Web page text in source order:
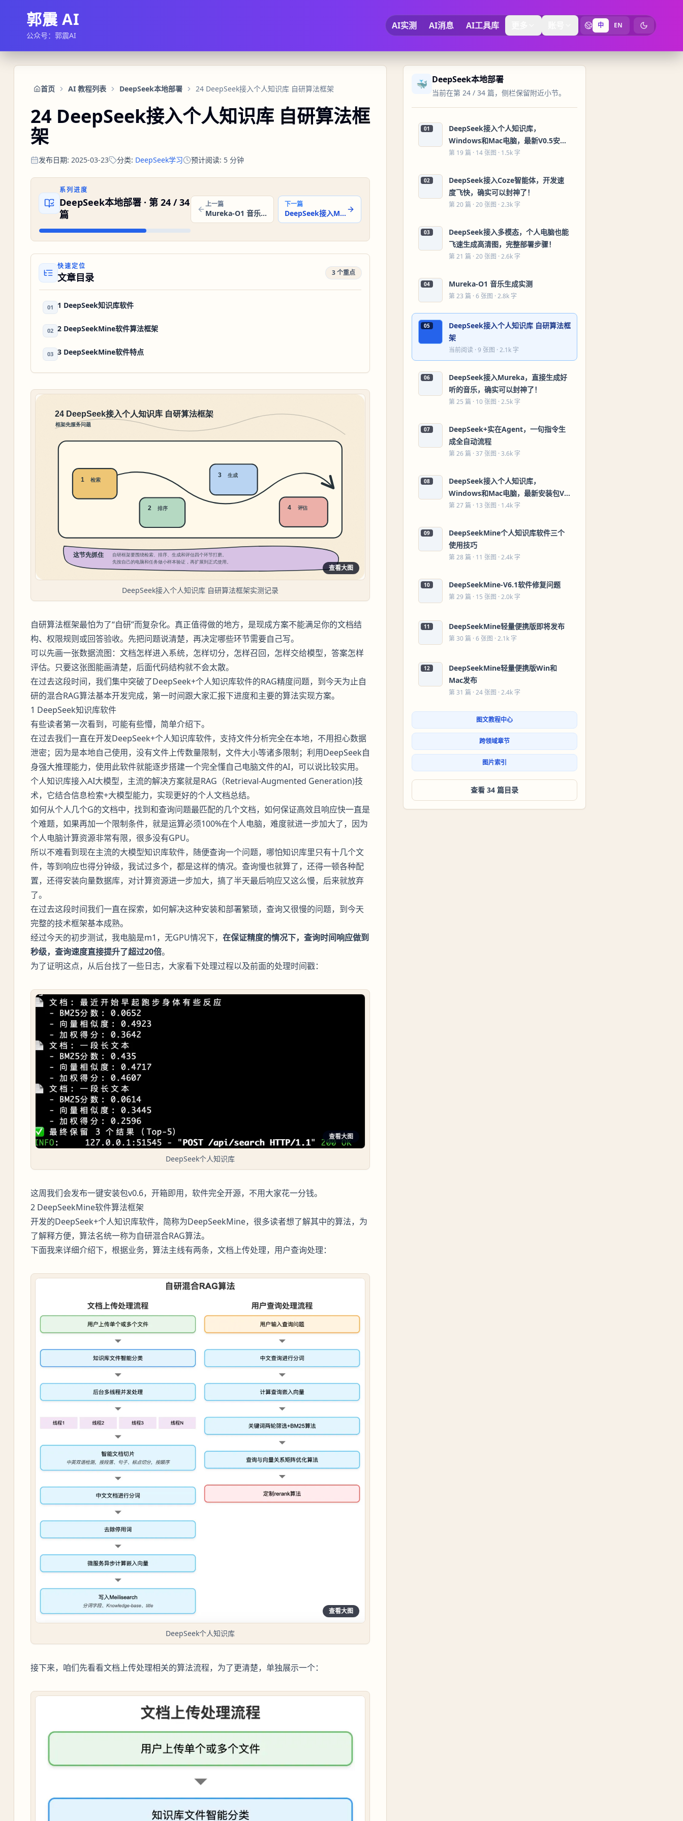
郭震 AI
公众号：郭震AI
AI实测 AI消息 AI工具库 中 EN 切换为暗黑
首页 AI 教程列表 DeepSeek本地部署 24 DeepSeek接入个人知识库 自研算法框架
24 DeepSeek接入个人知识库 自研算法框
架
发布日期: 2025-03-23 分类: DeepSeek学习 预计阅读: 5 分钟
系列进度
DeepSeek本地部署· 第 24/34
篇
上一篇
Mureka-O1 音乐生成实测
下一篇
DeepSeek接入Mureka，直接生成好听的音乐，确实可以封神了！
快速定位
文章目录 3 个重点
01 1 DeepSeek知识库软件
02 2 DeepSeekMine软件算法框架
03 3 DeepSeekMine软件特点
查看大图
DeepSeek接入个人知识库 自研算法框架实测记录
自研算法框架最怕为了“自研”而复杂化。真正值得做的地方，是现成方案不能满足你的文档结
构、权限规则或回答验收。先把问题说清楚，再决定哪些环节需要自己写。
可以先画一张数据流图：文档怎样进入系统，怎样切分，怎样召回，怎样交给模型，答案怎样
评估。只要这张图能画清楚，后面代码结构就不会太散。
在过去这段时间，我们集中突破了DeepSeek+个人知识库软件的RAG精度问题，到今天为止自
研的混合RAG算法基本开发完成，第一时间跟大家汇报下进度和主要的算法实现方案。
1 DeepSeek知识库软件
有些读者第一次看到，可能有些懵，简单介绍下。
在过去我们一直在开发DeepSeek+个人知识库软件，支持文件分析完全在本地，不用担心数据
泄密；因为是本地自己使用，没有文件上传数量限制，文件大小等诸多限制；利用DeepSeek自
身强大推理能力，使用此软件就能逐步搭建一个完全懂自己电脑文件的AI，可以说比较实用。
个人知识库接入AI大模型，主流的解决方案就是RAG（Retrieval-Augmented Generation)技
术，它结合信息检索+大模型能力，实现更好的个人文档总结。
如何从个人几个G的文档中，找到和查询问题最匹配的几个文档，如何保证高效且响应快一直是
个难题，如果再加一个限制条件，就是运算必须100%在个人电脑，难度就进一步加大了，因为
个人电脑计算资源非常有限，很多没有GPU。
所以不难看到现在主流的大模型知识库软件，随便查询一个问题，哪怕知识库里只有十几个文
件，等到响应也得分钟级，我试过多个，都是这样的情况。查询慢也就算了，还得一顿各种配
置，还得安装向量数据库，对计算资源进一步加大，搞了半天最后响应又这么慢，后来就放弃
了。
在过去这段时间我们一直在探索，如何解决这种安装和部署繁琐，查询又很慢的问题，到今天
完整的技术框架基本成熟。
经过今天的初步测试，我电脑是m1，无GPU情况下， 在保证精度的情况下，查询时间响应做到
秒级，查询速度直接提升了超过20倍。
为了证明这点，从后台找了一些日志，大家看下处理过程以及前面的处理时间戳：
查看大图
DeepSeek个人知识库
这周我们会发布一键安装包v0.6，开箱即用，软件完全开源，不用大家花一分钱。
2 DeepSeekMine软件算法框架
开发的DeepSeek+个人知识库软件，简称为DeepSeekMine，很多读者想了解其中的算法，为
了解释方便，算法名统一称为自研混合RAG算法。
下面我来详细介绍下，根据业务，算法主线有两条，文档上传处理，用户查询处理：
查看大图
DeepSeek个人知识库
接下来，咱们先看看文档上传处理相关的算法流程，为了更清楚，单独展示一个：
🐳 DeepSeek本地部署
当前在第 24 / 34 篇，侧栏保留附近小节。
01
DeepSeek接入个人知识库，
Windows和Mac电脑，最新V0.5安装
包发布！
第 19 篇 · 14 张图 · 1.5k 字
02
DeepSeek接入Coze智能体，开发速
度飞快，确实可以封神了！
第 20 篇 · 20 张图 · 2.3k 字
03
DeepSeek接入多模态，个人电脑也能
飞速生成高清图，完整部署步骤！
第 21 篇 · 20 张图 · 2.6k 字
04 Mureka-O1 音乐生成实测
第 23 篇 · 6 张图 · 2.8k 字
05
DeepSeek接入个人知识库 自研算法框
架
当前阅读 · 9 张图 · 2.1k 字
06
DeepSeek接入Mureka，直接生成好
听的音乐，确实可以封神了！
第 25 篇 · 10 张图 · 2.5k 字
07
DeepSeek+实在Agent，一句指令生
成全自动流程
第 26 篇 · 37 张图 · 3.6k 字
08
DeepSeek接入个人知识库，
Windows和Mac电脑，最新安装包V6
发布！
第 27 篇 · 13 张图 · 1.4k 字
09
DeepSeekMine个人知识库软件三个
使用技巧
第 28 篇 · 11 张图 · 2.4k 字
10 DeepSeekMine-V6.1软件修复问题
第 29 篇 · 15 张图 · 2.0k 字
11 DeepSeekMine轻量便携版即将发布
第 30 篇 · 6 张图 · 2.1k 字
12
DeepSeekMine轻量便携版Win和
Mac发布
第 31 篇 · 24 张图 · 2.4k 字
图文教程中心
跨领域章节
图片索引
查看 34 篇目录